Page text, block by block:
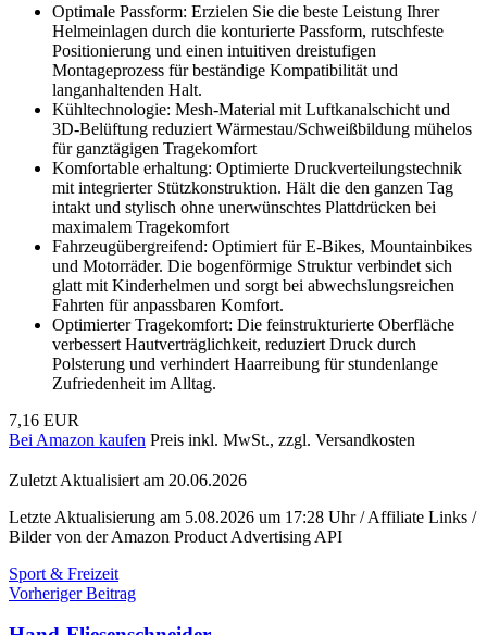
Optimale Passform: Erzielen Sie die beste Leistung Ihrer
Helmeinlagen durch die konturierte Passform, rutschfeste
Positionierung und einen intuitiven dreistufigen
Montageprozess für beständige Kompatibilität und
langanhaltenden Halt.
Kühltechnologie: Mesh-Material mit Luftkanalschicht und
3D-Belüftung reduziert Wärmestau/Schweißbildung mühelos
für ganztägigen Tragekomfort
Komfortable erhaltung: Optimierte Druckverteilungstechnik
mit integrierter Stützkonstruktion. Hält die den ganzen Tag
intakt und stylisch ohne unerwünschtes Plattdrücken bei
maximalem Tragekomfort
Fahrzeugübergreifend: Optimiert für E-Bikes, Mountainbikes
und Motorräder. Die bogenförmige Struktur verbindet sich
glatt mit Kinderhelmen und sorgt bei abwechslungsreichen
Fahrten für anpassbaren Komfort.
Optimierter Tragekomfort: Die feinstrukturierte Oberfläche
verbessert Hautverträglichkeit, reduziert Druck durch
Polsterung und verhindert Haarreibung für stundenlange
Zufriedenheit im Alltag.
7,16 EUR
Bei Amazon kaufen Preis inkl. MwSt., zzgl. Versandkosten
Zuletzt Aktualisiert am 20.06.2026
Letzte Aktualisierung am 5.08.2026 um 17:28 Uhr / Affiliate Links /
Bilder von der Amazon Product Advertising API
Sport & Freizeit
Beitragsnavigation
Vorheriger Beitrag